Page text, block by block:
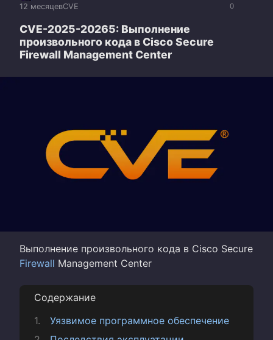
0
12 месяцевCVE
CVE-2025-20265: Выполнение
произвольного кода в Cisco Secure
Firewall Management Center
Выполнение произвольного кода в Cisco Secure
Firewall Management Center
Содержание
Уязвимое программное обеспечение